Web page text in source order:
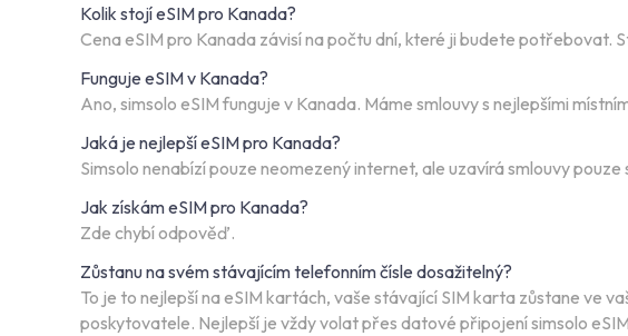
Kolik stojí eSIM pro Kanada?
Cena eSIM pro Kanada závisí na počtu dní, které ji budete
Funguje eSIM v Kanada?
Ano, simsolo eSIM funguje v Kanada. Máme smlouvy s nejlepšími
Jaká je nejlepší eSIM pro Kanada?
Simsolo nenabízí pouze neomezený internet, ale uzavírá smlouvy
Jak získám eSIM pro Kanada?
Zde chybí odpověď.
Zůstanu na svém stávajícím telefonním čísle dosažitelný?
To je to nejlepší na eSIM kartách, vaše stávající SIM karta zůstane ve
poskytovatele. Nejlepší je vždy volat přes datové připojení simsolo